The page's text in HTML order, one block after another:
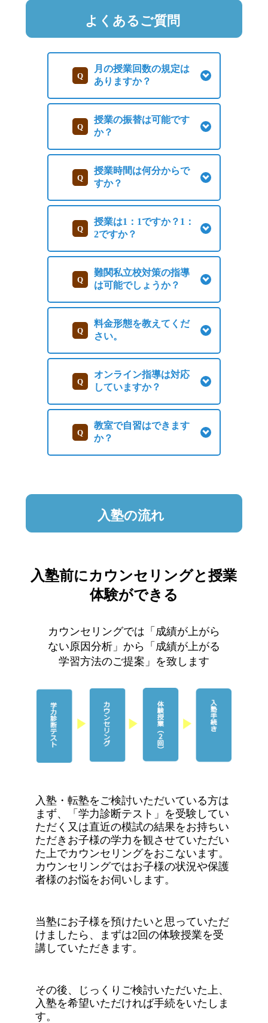
よくあるご質問
月の授業回数の規定は
ありますか？
授業の振替は可能です
か？
授業時間は何分からで
すか？
授業は1：1ですか？1：
2ですか？
難関私立校対策の指導
は可能でしょうか？
料金形態を教えてくだ
さい。
オンライン指導は対応
していますか？
教室で自習はできます
か？
入塾の流れ
入塾前にカウンセリングと授業
体験ができる
カウンセリングでは「成績が上がら
ない原因分析」から「成績が上がる
学習方法のご提案」を致します
入塾・転塾をご検討いただいている方は
まず、「学力診断テスト」を受験してい
ただく又は直近の模試の結果をお持ちい
ただきお子様の学力を観させていただい
た上でカウンセリングをおこないます。
カウンセリングではお子様の状況や保護
者様のお悩をお伺いします。
当塾にお子様を預けたいと思っていただ
けましたら、まずは2回の体験授業を受
講していただきます。
その後、じっくりご検討いただいた上、
入塾を希望いただければ手続をいたしま
す。